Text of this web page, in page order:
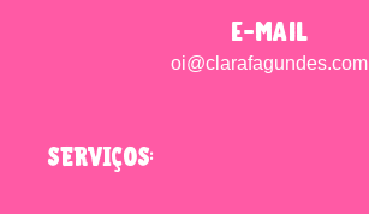
e-mail
oi@clarafagundes.com
SERVIÇOS: